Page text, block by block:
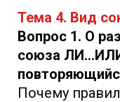
Тема 4. Вид
Вопрос 1. О
союза
Почему